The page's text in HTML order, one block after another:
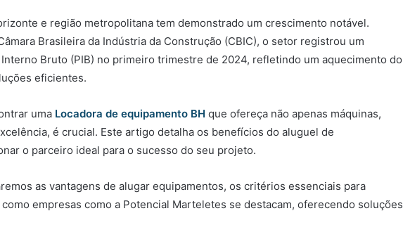
e região metropolitana tem demonstrado um crescimento notável.
Brasileira da Indústria da Construção (CBIC), o setor registrou um
Bruto (PIB) no primeiro trimestre de 2024, refletindo um aquecimento do
eficientes.
uma Locadora de equipamento BH que ofereça não apenas máquinas,
é crucial. Este artigo detalha os benefícios do aluguel de
o parceiro ideal para o sucesso do seu projeto.
as vantagens de alugar equipamentos, os critérios essenciais para
empresas como a Potencial Marteletes se destacam, oferecendo soluções